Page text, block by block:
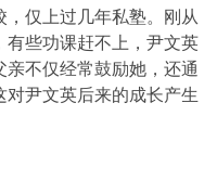
仅上过几年私塾。刚从
有些功课赶不上，尹文英
不仅经常鼓励她，还通
尹文英后来的成长产生